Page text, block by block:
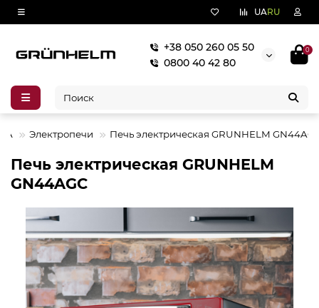
UARU
+38 050 260 05 50
0800 40 42 80
0
Электропечи Печь электрическая GRUNHELM
Печь электрическая GRUNHELM
GN44AGC